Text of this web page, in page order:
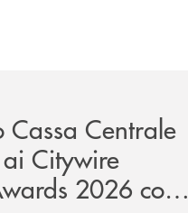
Cassa Centrale
Citywire
2026 come